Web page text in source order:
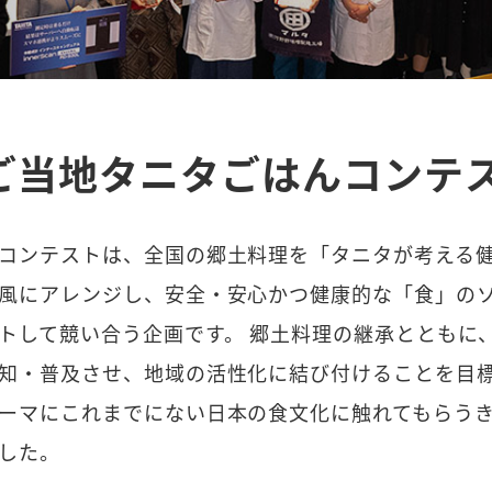
当地タニタごはんコンテ
ンテストは、全国の郷土料理を「タニタが考える
にアレンジし、安全・安心かつ健康的な「食」の
して競い合う企画です。 郷土料理の継承とともに
・普及させ、地域の活性化に結び付けることを目
マにこれまでにない日本の食文化に触れてもらう
た。